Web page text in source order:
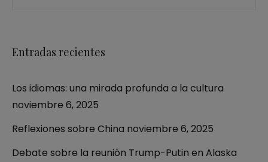
Entradas recientes
Los idiomas: una mirada profunda a la cultura
noviembre 6, 2025
Reflexiones sobre China noviembre 6, 2025
Debate sobre la reunión Trump-Putin en Alaska